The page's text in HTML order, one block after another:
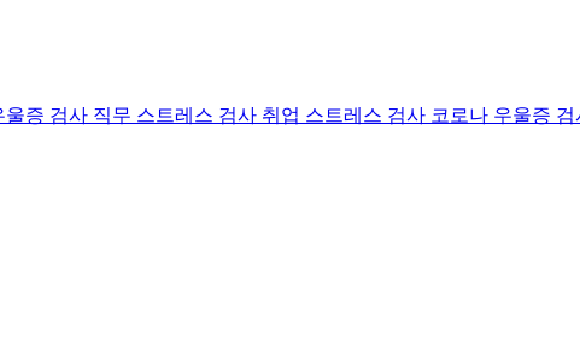
울증 검사 직무 스트레스 검사 취업 스트레스 검사 코로나 우울증 검